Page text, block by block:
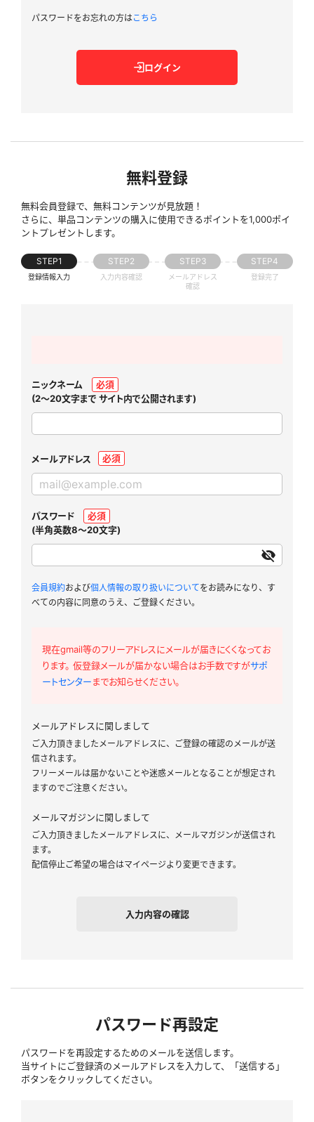
パスワードをお忘れの方はこちら
ログイン
無料登録
無料会員登録で、無料コンテンツが見放題！
さらに、単品コンテンツの購入に使用できるポイントを1,000ポイ
ントプレゼントします。
STEP1
登録情報入力
STEP2
入力内容確認
STEP3
メールアドレス
確認
STEP4
登録完了
ニックネーム
必須
(2～20文字まで サイト内で公開されます)
メールアドレス 必須
パスワード
必須
(半角英数8～20文字)
会員規約および個人情報の取り扱いについてをお読みになり、す
べての内容に同意のうえ、ご登録ください。
現在gmail等のフリーアドレスにメールが届きにくくなってお
ります。 仮登録メールが届かない場合はお手数ですがサポ
ートセンターまでお知らせください。
メールアドレスに関しまして
ご入力頂きましたメールアドレスに、ご登録の確認のメールが送
信されます。
フリーメールは届かないことや迷惑メールとなることが想定され
ますのでご注意ください。
メールマガジンに関しまして
ご入力頂きましたメールアドレスに、メールマガジンが送信され
ます。
配信停止ご希望の場合はマイページより変更できます。
入力内容の確認
パスワード再設定
パスワードを再設定するためのメールを送信します。
当サイトにご登録済のメールアドレスを入力して、「送信する」
ボタンをクリックしてください。